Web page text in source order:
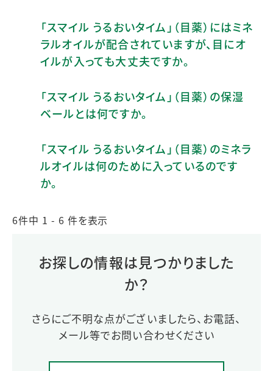
「スマイル うるおいタイム」（目薬）にはミネ
ラルオイルが配合されていますが、目にオ
イルが入っても大丈夫ですか。
「スマイル うるおいタイム」（目薬）の保湿
ベールとは何ですか。
「スマイル うるおいタイム」（目薬）のミネラ
ルオイルは何のために入っているのです
か。
6件中 1 - 6 件を表示
お探しの情報は見つかりました
か？
さらにご不明な点がございましたら、お電話、
メール等でお問い合わせください